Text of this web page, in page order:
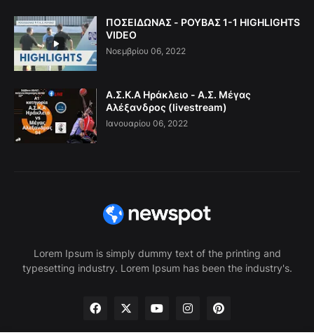
ΠΟΣΕΙΔΩΝΑΣ - ΡΟΥΒΑΣ 1-1 HIGHLIGHTS
VIDEO
Νοεμβρίου 06, 2022
Α.Σ.Κ.Α Ηράκλειο - Α.Σ. Μέγας
Αλέξανδρος (livestream)
Ιανουαρίου 06, 2022
Lorem Ipsum is simply dummy text of the printing and
typesetting industry. Lorem Ipsum has been the industry's.